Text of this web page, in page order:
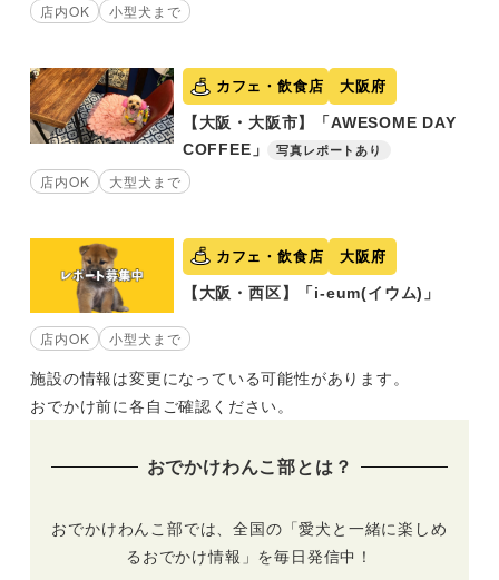
店内OK 小型犬まで
カフェ・飲食店 大阪府
【大阪・大阪市】「AWESOME DAY
COFFEE」
写真レポートあり
店内OK 大型犬まで
カフェ・飲食店 大阪府
【大阪・西区】「i-eum(イウム)」
店内OK 小型犬まで
施設の情報は変更になっている可能性があります。
おでかけ前に各自ご確認ください。
おでかけわんこ部とは？
おでかけわんこ部では、全国の「愛犬と一緒に楽しめ
るおでかけ情報」を毎日発信中！